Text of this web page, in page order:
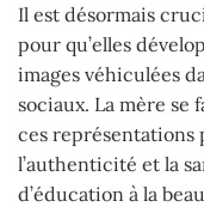
Il est désormais
pour qu’elles
images véhiculées
sociaux. La mère se
ces représentations
l’authenticité et la
d’éducation à la